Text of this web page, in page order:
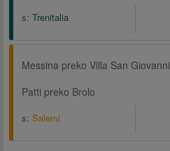
s: Trenitalia
Messina preko Villa San Giovanni
Patti preko Brolo
s: Salemi